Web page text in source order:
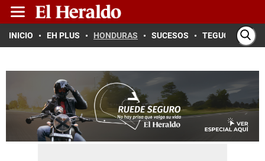
INICIO EH PLUS HONDURAS SUCESOS TEGUCIGALPA